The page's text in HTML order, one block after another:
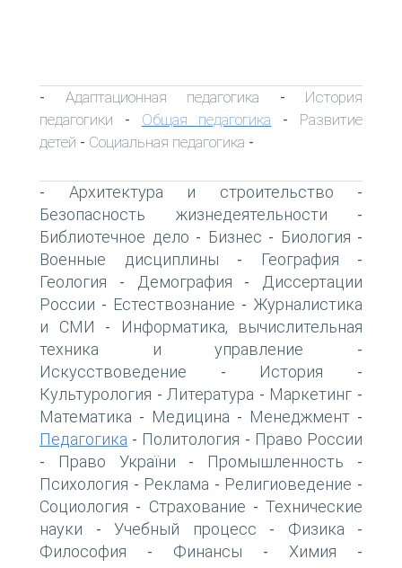
- Адаптационная педагогика - История
педагогики - Общая педагогика - Развитие
детей - Социальная педагогика -
- Архитектура и строительство -
Безопасность жизнедеятельности -
Библиотечное дело - Бизнес - Биология -
Военные дисциплины - География -
Геология - Демография -
Диссертации
России - Естествознание - Журналистика
и СМИ -
Информатика, вычислительная
техника и управление -
Искусствоведение - История -
Культурология - Литература - Маркетинг -
Математика - Медицина - Менеджмент -
Педагогика - Политология - Право России
- Право України - Промышленность -
Психология - Реклама - Религиоведение -
Социология - Страхование - Технические
науки - Учебный процесс - Физика -
Философия - Финансы - Химия -